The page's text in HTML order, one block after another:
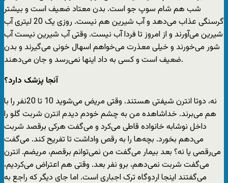
شب هم شام سوپ جو است. بدن معتاد ضعیف است و بیشتر
گرسنگی عذاب می‌دهد و آب شیرین هم نیست. روزی یک 20 لیتری آب
شیرین می‌آورند و از امروز تا فردا آب نیست. وقتی آب شیرین نیست آب
شور می‌خورند و خیلی معذرت می‌خواهم اسهال خونی می‌گیرند و بدن
ضعیف است و کسی به داد اینها نمی‌رسد و جان می‌دهند.
‌آنجا پزشک دارد؟
نه، دوتا انترن شیفتی هستند. وقتی مریض می‌شوید 10 تا 20نفر را با
هم می‌برند. خداشاهده من به چشم خودم دیدم انترن شربت گلو را
داخل نوشابه خانواده قاطی می‌کرد و می‌گفت هرکی برقصد شربت
می‌دهم بخورد. بچه‌ها را به رقص واداشت تا تفریح کند. می‌گفت
می‌رقصی یا نه؟ بعد بیمار می‌گفت من نمی‌توانم برقصم، مریضم. انترن
می‌گفت شربت نمی‌دهم، برو نفر بعد. وقتی هم اعتراض می‌کردیم،
می‌گفتند اینجا اردوگاه ترک اجباری است. اما جای دیگر که راجع به